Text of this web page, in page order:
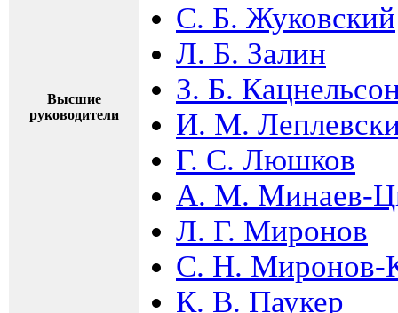
Высшие
руководители
С. Б. Жуковский
Л. Б. Залин
З. Б.
И. М.
Г. С. Люшков
А. М. Минаев-
Л. Г. Миронов
С. Н. Миронов-
К. В. Паукер